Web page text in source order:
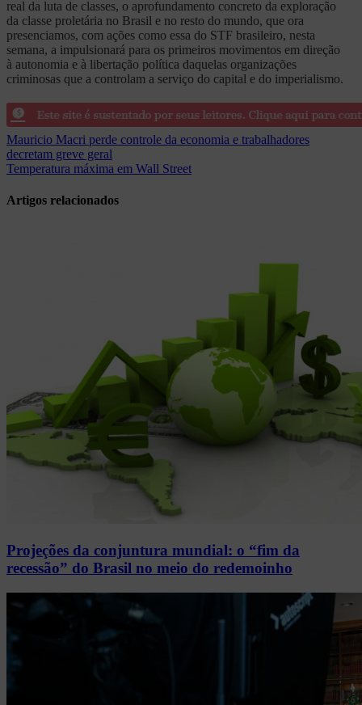
real da luta de classes, o aprofundamento concreto da exploração
da classe proletária no Brasil e no resto do mundo, que ora
presenciamos, com ações como essa do STF brasileiro, nesta
semana, a impulsionará para os primeiros movimentos em direção
à autonomia e à libertação política daquelas organizações
criminosas que a controlam a serviço do capital e do imperialismo.
Navegação
de
Mauricio Macri perde controle da economia e trabalhadores
decretam greve geral
Temperatura máxima em Wall Street
Artigos relacionados
Projeções da conjuntura mundial: o “fim da
recessão” do Brasil no meio do redemoinho